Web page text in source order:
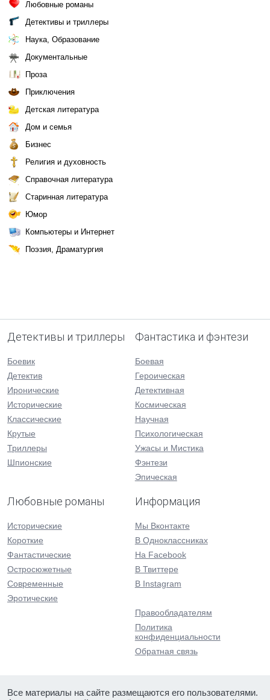
Любовные романы
Детективы и триллеры
Наука, Образование
Документальные
Проза
Приключения
Детская литература
Дом и семья
Бизнес
Религия и духовность
Справочная литература
Старинная литература
Юмор
Компьютеры и Интернет
Поэзия, Драматургия
Детективы и триллеры
Боевик
Детектив
Иронические
Исторические
Классические
Крутые
Триллеры
Шпионские
Фантастика и фэнтези
Боевая
Героическая
Детективная
Космическая
Научная
Психологическая
Ужасы и Мистика
Фэнтези
Эпическая
Любовные романы
Исторические
Короткие
Фантастические
Остросюжетные
Современные
Эротические
Информация
Мы Вконтакте
В Одноклассниках
На Facebook
В Твиттере
В Instagram
Правообладателям
Политика
конфиденциальности
Обратная связь
Все материалы на сайте размещаются его пользователями.